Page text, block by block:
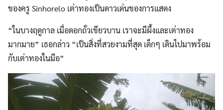
ของครู Sinhorelo เต่าทองเป็นดาวเด่นของการแสดง
“ในบางฤดูกาล เมื่อดอกถั่วเขียวบาน เราจะมีผึ้งและเต่าทอง
มากมาย” เธอกล่าว “เป็นสิ่งที่สวยงามที่สุด เด็กๆ เดินไปมาพร้อม
กับเต่าทองในมือ”